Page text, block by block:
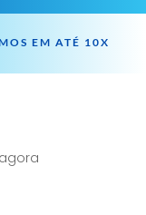
EM ATÉ 10X